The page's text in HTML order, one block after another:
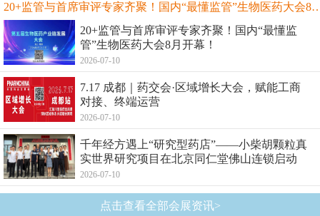
20+监管与首席审评专家齐聚！国内“最
20+监管与首席审评专家齐聚！国内“最懂监
管”生物医药大会8月开幕！
2026-07-10
7.17 成都｜药交会·区域增长大会，赋能工商
对接、终端运营
2026-07-10
千年经方遇上“研究型药店”——小柴胡颗粒真
实世界研究项目在北京同仁堂佛山连锁启动
2026-07-10
点击查看全部会展资讯>